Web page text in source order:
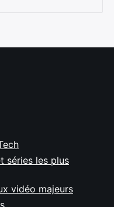
séries les plus
vidéo majeurs